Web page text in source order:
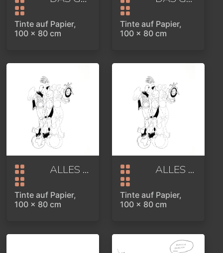
Tinte auf Papier,
100 x 80 cm
Tinte auf Papier,
100 x 80 cm
ALLES GLÜCK DER ERDE ODER HOMMAGE AN FORTUNA
Tinte auf Papier,
100 x 80 cm
ALLES GLÜCK DER ERDE ODER HOMMAGE AN FORTUNA
Tinte auf Papier,
100 x 80 cm